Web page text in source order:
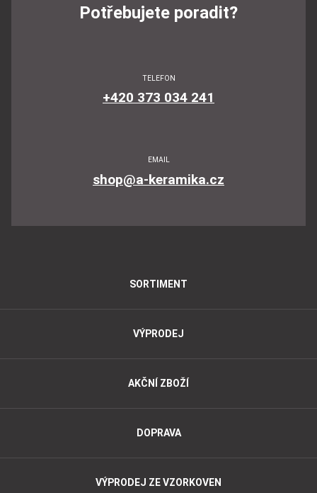
Potřebujete poradit?
TELEFON
+420 373 034 241
EMAIL
shop@a-keramika.cz
SORTIMENT
VÝPRODEJ
AKČNÍ ZBOŽÍ
DOPRAVA
VÝPRODEJ ZE VZORKOVEN